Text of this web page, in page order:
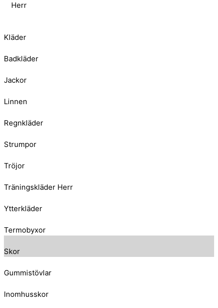
Herr
Kläder
Badkläder
Jackor
Linnen
Regnkläder
Strumpor
Tröjor
Träningskläder Herr
Ytterkläder
Termobyxor
Skor
Gummistövlar
Inomhusskor